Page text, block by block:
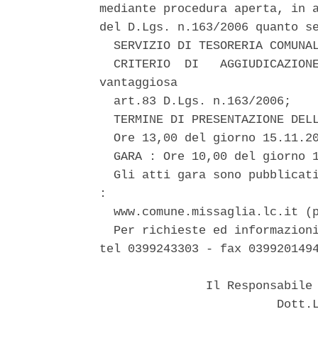
mediante procedura aperta,
del D.Lgs. n.163/2006 quanto
SERVIZIO DI TESORERIA
CRITERIO  DI
vantaggiosa
  art.83 D.Lgs. n.163/2006;
TERMINE DI PRESENTAZIONE
Ore 13,00 del giorno
GARA : Ore 10,00 del giorno
Gli atti gara sono
:
www.comune.missaglia.lc.it
Per richieste ed
tel 0399243303 - fax
Il